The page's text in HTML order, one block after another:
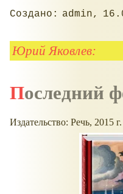
admin
Юрий Яковлев:
Последний
Издательство: Речь, 2015